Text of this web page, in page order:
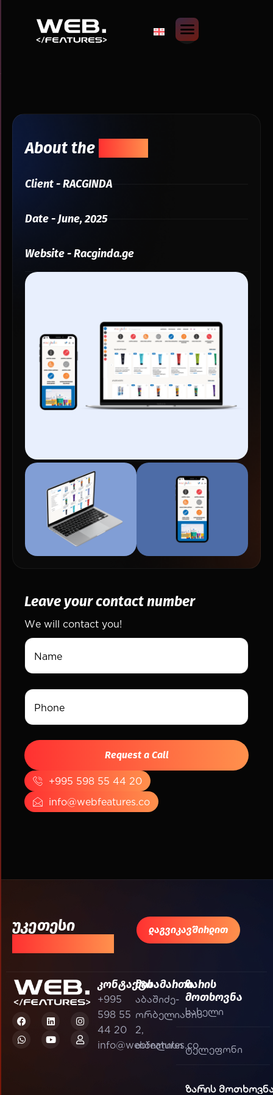
About the
Client - RACGINDA
Date - June, 2025
Website - Racginda.ge
Leave your contact number
We will contact you!
+995 598 55 44 20
info@webfeatures.co
უკეთესი
დაგვიკავშირდით
კონტაქტი
+995
598 55
44 20
info@webfeatures.co
მისამართი
აბაშიძე-
ორბელიანის
2,
თბილისი
ზარის
მოთხოვნა